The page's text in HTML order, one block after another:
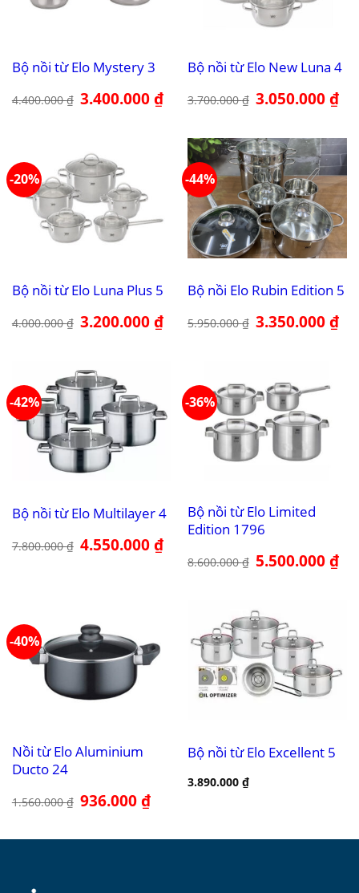
Bộ nồi từ Elo Mystery 3
4.400.000₫ Giá
gốc
3.400.000₫Giá
hiện
3.400.000 ₫.
Bộ nồi từ Elo New Luna 4
3.700.000₫ Giá
gốc
3.050.000₫Giá
-20%
Bộ nồi từ Elo Luna Plus 5
4.000.000₫ Giá
gốc
3.200.000₫Giá
hiện
-44%
Bộ nồi Elo Rubin Edition 5
5.950.000₫ Giá
gốc
3.350.000₫Giá
-42%
Bộ nồi từ Elo Multilayer 4
7.800.000₫ Giá
gốc
4.550.000₫Giá
hiện
-36%
Bộ nồi từ Elo Limited
Edition 1796
8.600.000₫ Giá
gốc
5.500.000₫Giá
-40%
Nồi từ Elo Aluminium
Ducto 24
1.560.000₫ Giá
gốc
936.000₫Giá
hiện
936.000 ₫.
Bộ nồi từ Elo Excellent 5
3.890.000 ₫